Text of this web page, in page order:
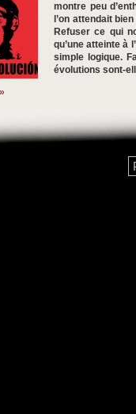
montre peu
l’on attendait
Refuser ce qui
qu’une atteinte à
simple logique.
évolutions sont-